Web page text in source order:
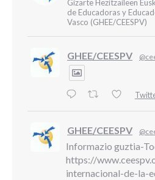
Gizarte Hezitzaileen
de Educadoras y
Vasco (GHEE/CEESPV)
GHEE/CEESPV
GHEE/CEESPV
Informazio guztia-
https://
internacional-de-la-